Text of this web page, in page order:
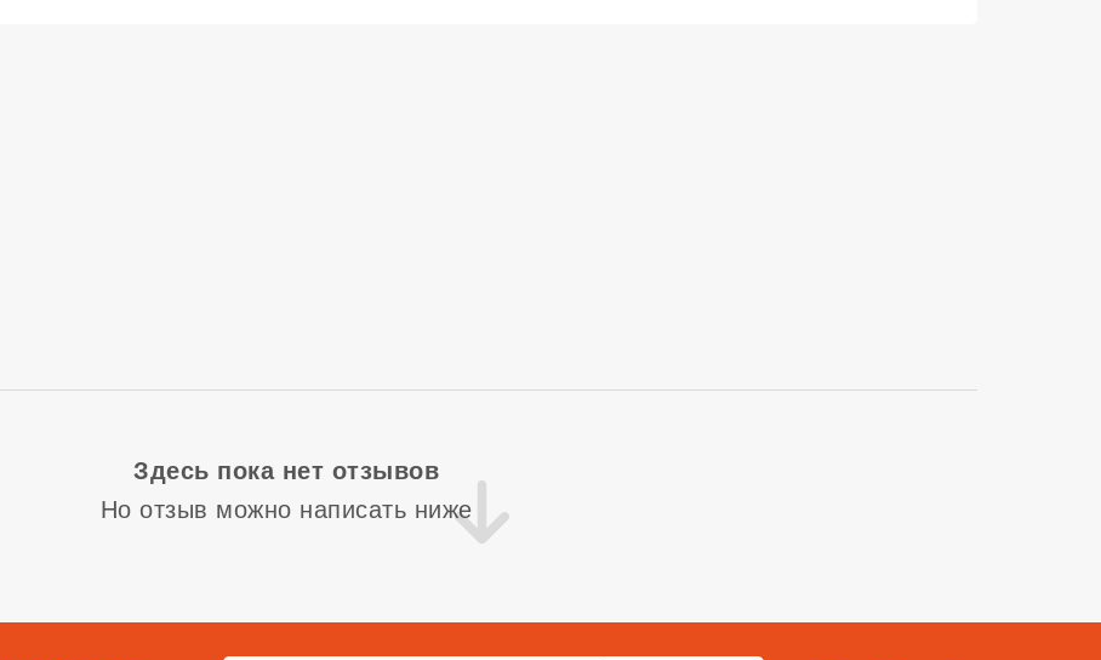
Здесь пока нет отзывов
Но отзыв можно написать ниже